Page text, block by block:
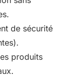
de sécurité
produits